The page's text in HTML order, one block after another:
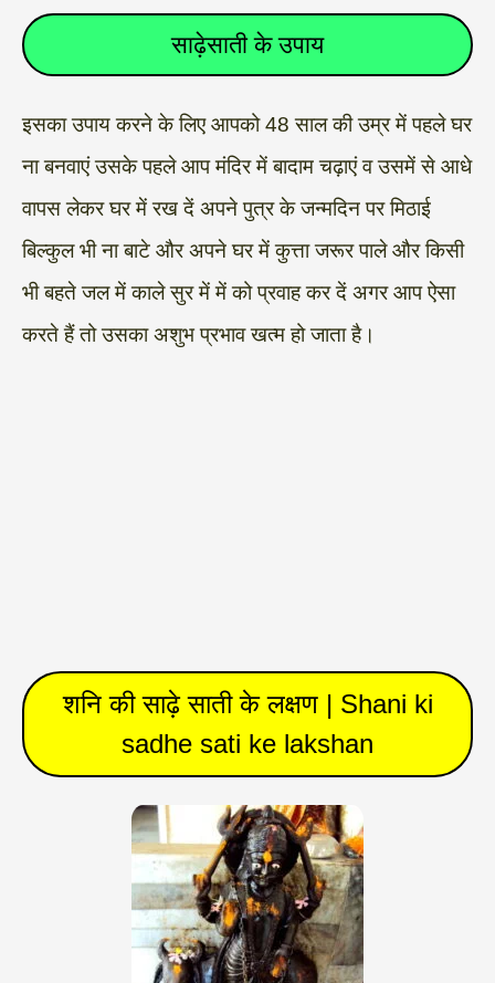
साढ़ेसाती के उपाय
इसका उपाय करने के लिए आपको 48 साल की उम्र में पहले घर
ना बनवाएं उसके पहले आप मंदिर में बादाम चढ़ाएं व उसमें से आधे
वापस लेकर घर में रख दें अपने पुत्र के जन्मदिन पर मिठाई
बिल्कुल भी ना बाटे और अपने घर में कुत्ता जरूर पाले और किसी
भी बहते जल में काले सुर में में को प्रवाह कर दें अगर आप ऐसा
करते हैं तो उसका अशुभ प्रभाव खत्म हो जाता है।
शनि की साढ़े साती के लक्षण | Shani ki
sadhe sati ke lakshan